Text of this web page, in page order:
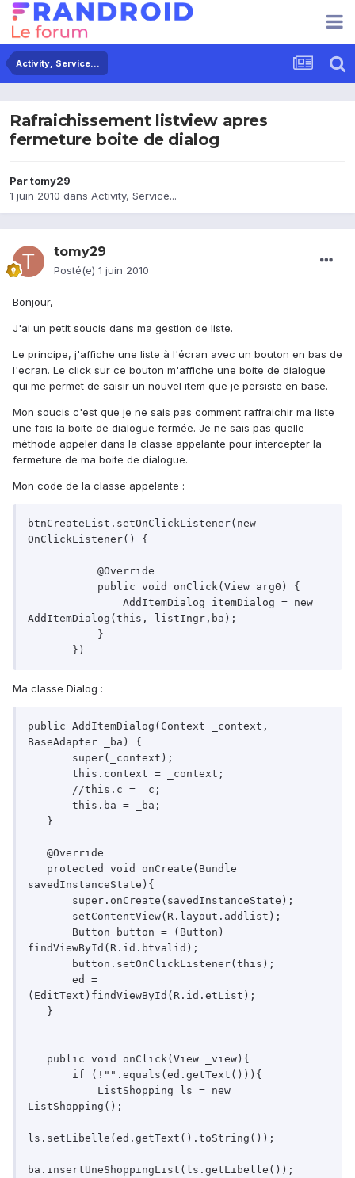
Activity, Service...
Rafraichissement listview apres
fermeture boite de dialog
Partomy29
1 juin 2010 dans Activity, Service...
tomy29
Posté(e) 1 juin 2010
Bonjour,
J'ai un petit soucis dans ma gestion de liste.
Le principe, j'affiche une liste à l'écran avec un bouton en bas de
l'ecran. Le click sur ce bouton m'affiche une boite de dialogue
qui me permet de saisir un nouvel item que je persiste en base.
Mon soucis c'est que je ne sais pas comment raffraichir ma liste
une fois la boite de dialogue fermée. Je ne sais pas quelle
méthode appeler dans la classe appelante pour intercepter la
fermeture de ma boite de dialogue.
Mon code de la classe appelante :
btnCreateList.setOnClickListener(new
OnClickListener() {
AddItemDialog(this, listIngr,ba);
       })
Ma classe Dialog :
public AddItemDialog(Context _context,
BaseAdapter _ba) {
savedInstanceState){
findViewById(R.id.btvalid);
(EditText)findViewById(R.id.etList);
ListShopping();
ls.setLibelle(ed.getText().toString());
ba.insertUneShoppingList(ls.getLibelle());